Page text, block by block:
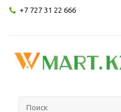
+7 727 31 22 666